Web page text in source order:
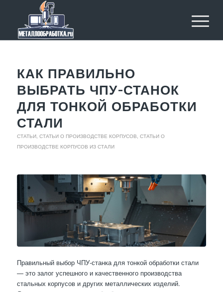
КАК ПРАВИЛЬНО
ВЫБРАТЬ ЧПУ-СТАНОК
ДЛЯ ТОНКОЙ ОБРАБОТКИ
СТАЛИ
СТАТЬИ, СТАТЬИ О ПРОИЗВОДСТВЕ КОРПУСОВ СТАТЬИ О
ПРОИЗВОДСТВЕ КОРПУСОВ ИЗ СТАЛИ
Правильный выбор ЧПУ-станка для тонкой обработки стали
— это залог успешного и качественного производства
стальных корпусов и других металлических изделий.